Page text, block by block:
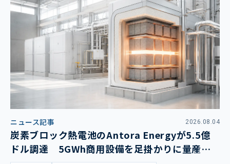
ニュース記事 2026.08.04
炭素ブロック熱電池のAntora Energyが5.5億
ドル調達 5GWh商用設備を足掛かりに量産拡